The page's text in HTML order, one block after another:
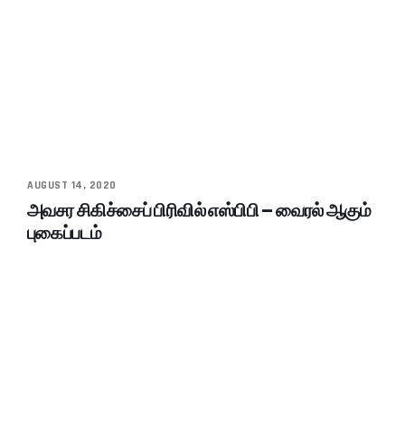
AUGUST 14, 2020
அவசர சிகிச்சைப் பிரிவில் எஸ்பிபி – வைரல் ஆகும்
புகைப்படம்